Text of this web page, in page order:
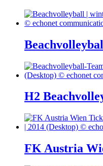
H2
FK Austria